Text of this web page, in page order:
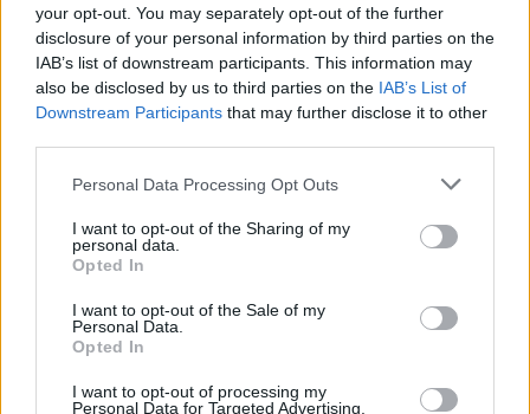
your opt-out. You may separately opt-out of the further
disclosure of your personal information by third parties on the
IAB’s list of downstream participants. This information may
also be disclosed by us to third parties on the IAB’s List of
Downstream Participants that may further disclose it to other
Please note that this website/app uses one or more Google
not limited to your visit or usage behaviour. You may click to
grant or deny consent to Google and its third-party tags to
use your data for below specified purposes in below Google
consent section.
Personal Data Processing Opt Outs
I want to opt-out of the Sharing of my
personal data.
Opted In
I want to opt-out of the Sale of my
Personal Data.
Opted In
I want to opt-out of processing my
Personal Data for Targeted Advertising.
A SZOL24 legfrissebb 24 cikke
Szalagkorlátnak csapódott egy autó a 4-es főúton, Szajolnál
történt a baleset
Már reggel nyár van, de délután jöhet a fordulat – erre
készüljön, ha hétfőn útnak indul
Hogyan került a Kossuth téri metrómegállóba egy vaddisznó?
Odaúszott, majd a szárazföldön gyorsan megoldotta a
továbbiakat (VIDEÓVAL)
Az utolsó pillanatban mentette meg a döntetlent a Karcag
A nyúl, a rolleres és a csodálkozó kislány: így mémel
Magyarország